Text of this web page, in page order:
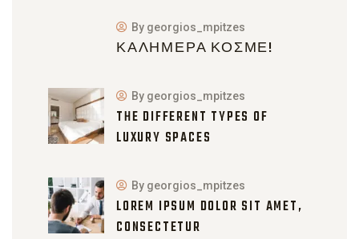
ΚΑΛΗΜΈΡΑ ΚΌΣΜΕ!
By georgios_mpitzes
THE DIFFERENT TYPES OF
LUXURY SPACES
By georgios_mpitzes
LOREM IPSUM DOLOR SIT AMET,
CONSECTETUR
By georgios_mpitzes